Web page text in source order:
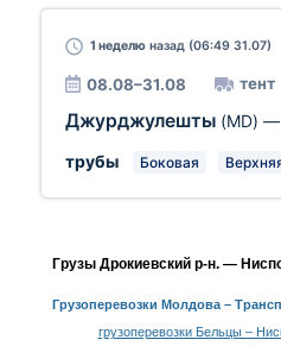
1 неделю назад (06:49 31.07)
08.08–31.08 тент
Джурджулешты (MD) —
трубы
Боковая
Грузы Дрокиевский р-н. —
Грузоперевозки Молдова–
грузоперевозки Бельцы –